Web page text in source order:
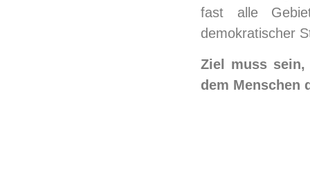
fast alle
demokratischer
Ziel muss
dem Menschen